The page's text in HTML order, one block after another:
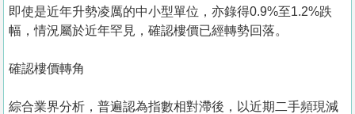
即使是近年升勢凌厲的中小型單位，亦錄得0.9%至1.2%跌
幅，情況屬於近年罕見，確認樓價已經轉勢回落。
確認樓價轉角
綜合業界分析，普遍認為指數相對滯後，以近期二手頻現減